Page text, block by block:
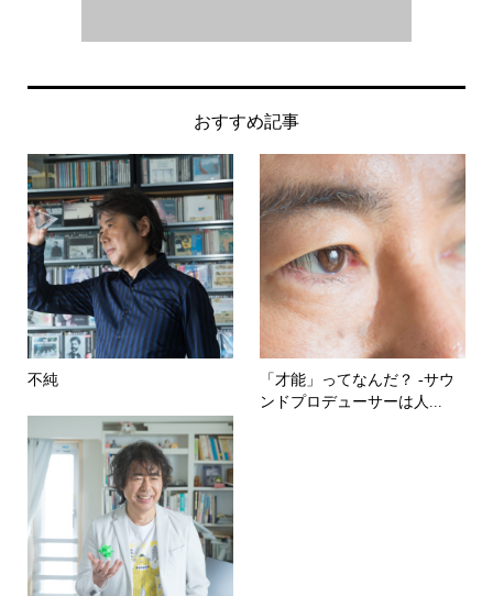
おすすめ記事
不純
「才能」ってなんだ？ -サウ
ンドプロデューサーは人...